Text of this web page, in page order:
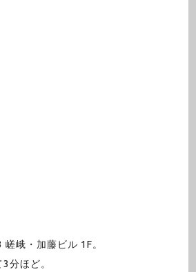
峨・加藤ビル 1F。
分ほど。